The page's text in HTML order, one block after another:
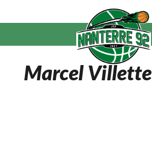
Marcel Villette